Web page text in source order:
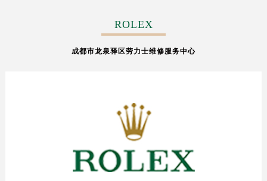
ROLEX
成都市龙泉驿区劳力士维修服务中心